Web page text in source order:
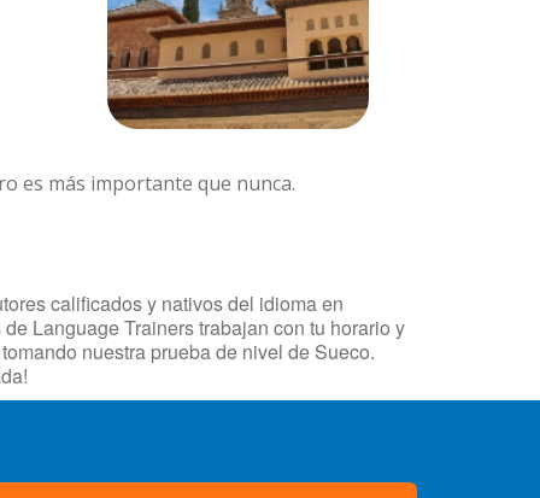
es más importante que nunca.
calificados y nativos del idioma en
Language Trainers trabajan con tu horario y
nuestra prueba de nivel de Sueco.